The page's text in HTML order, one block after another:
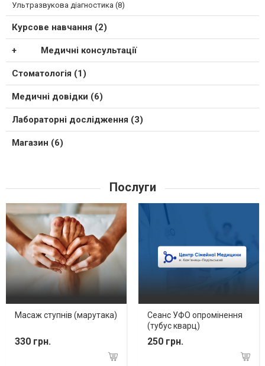
Ультразвукова діагностика (8)
Курсове навчання (2)
Медичні консультації
Стоматологія (1)
Медичні довідки (6)
Лабораторні дослідження (3)
Магазин (6)
Послуги
Масаж ступнів (марутака)
330 грн.
Сеанс УФО опромінення
(тубус кварц)
250 грн.